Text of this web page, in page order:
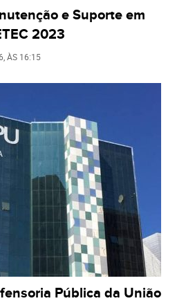
e Suporte em
2023
, ÀS 16:15
Pública da União